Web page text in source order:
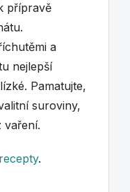
přípravě
a
nejlepší
Pamatujte,
suroviny,
vaření.
.